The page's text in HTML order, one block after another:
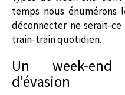
temps nous énumérons
déconnecter ne serait-
train-train quotidien.
Un week-
d'évasion